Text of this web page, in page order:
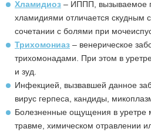
Хламидиоз – ИППП, вызываемое
хламидиями отличается скудным
сочетании с болями при
Трихомониаз – венерическое
трихомонадами. При этом в
и зуд.
Инфекцией, вызвавшей данное
вирус герпеса, кандиды,
Болезненные ощущения в уретре
травме, химическом отравлении